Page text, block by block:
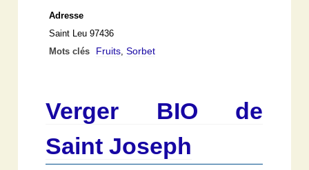
Adresse
Saint Leu 97436
Mots clés
Fruits,Sorbet
Verger BIO de
Saint Joseph